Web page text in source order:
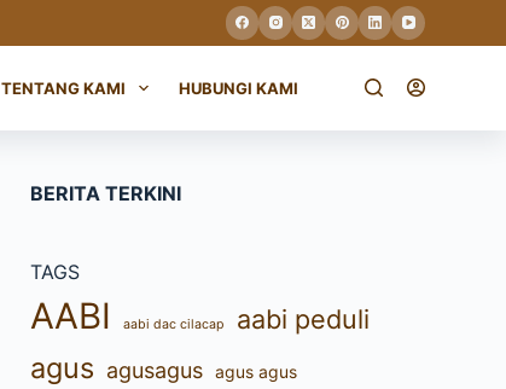
TENTANG KAMI HUBUNGI KAMI
BERITA TERKINI
TAGS
AABI aabi dac cilacap aabi peduli
agus agusagus agus agus